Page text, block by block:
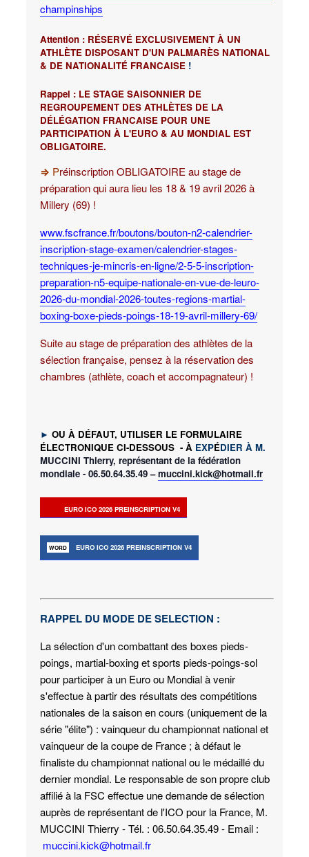
champinships
Attention : RÉSERVÉ EXCLUSIVEMENT À UN
ATHLÈTE DISPOSANT D'UN PALMARÈS NATIONAL
& DE NATIONALITÉ FRANCAISE !
Rappel : LE STAGE SAISONNIER DE
REGROUPEMENT DES ATHLÈTES DE LA
DÉLÉGATION FRANCAISE POUR UNE
PARTICIPATION À L'EURO & AU MONDIAL EST
OBLIGATOIRE.
⇒ Préinscription OBLIGATOIRE au stage de
préparation qui aura lieu les 18 & 19 avril 2026 à
Millery (69) !
www.fscfrance.fr/boutons/bouton-n2-calendrier-
inscription-stage-examen/calendrier-stages-
techniques-je-mincris-en-ligne/2-5-5-inscription-
preparation-n5-equipe-nationale-en-vue-de-leuro-
2026-du-mondial-2026-toutes-regions-martial-
boxing-boxe-pieds-poings-18-19-avril-millery-69/
Suite au stage de préparation des athlètes de la
sélection française, pensez à la réservation des
chambres (athlète, coach et accompagnateur) !
► OU À DÉFAUT, UTILISER LE FORMULAIRE
ÉLECTRONIQUE CI-DESSOUS - À EXPÉDIER À M.
MUCCINI Thierry, représentant de la fédération
mondiale - 06.50.64.35.49 –muccini.kick@hotmail.fr
EURO ICO 2026 PREINSCRIPTION V4
EURO ICO 2026 PREINSCRIPTION V4
RAPPEL DU MODE DE SELECTION :
La sélection d'un combattant des boxes pieds-
poings, martial-boxing et sports pieds-poings-sol
pour participer à un Euro ou Mondial à venir
s'effectue à partir des résultats des compétitions
nationales de la saison en cours (uniquement de la
série "élite") : vainqueur du championnat national et
vainqueur de la coupe de France ; à défaut le
finaliste du championnat national ou le médaillé du
dernier mondial. Le responsable de son propre club
affilié à la FSC effectue une demande de sélection
auprès de représentant de l'ICO pour la France, M.
MUCCINI Thierry - Tél. : 06.50.64.35.49 - Email :
muccini.kick@hotmail.fr